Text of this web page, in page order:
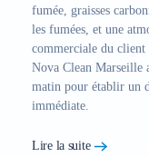
fumée, graisses
les fumées, et une
commerciale du client
Nova Clean Marseille
matin pour établir un
immédiate.
Lire la suite